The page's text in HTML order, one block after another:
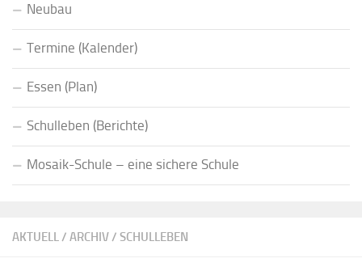
AKTUELL/ ARCHIV/ SCHULLEBEN
Neubau
Termine (Kalender)
Essen (Plan)
Schulleben (Berichte)
Mosaik-Schule – eine sichere Schule